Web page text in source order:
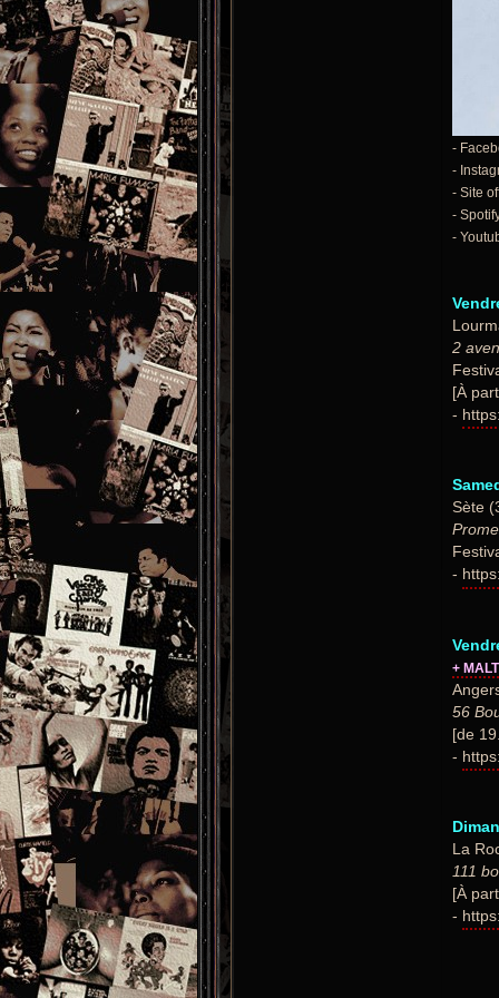
-
-
- Site
-
-
2
[À
-
Sète
-
+
56
[de
-
La
111
[À
-